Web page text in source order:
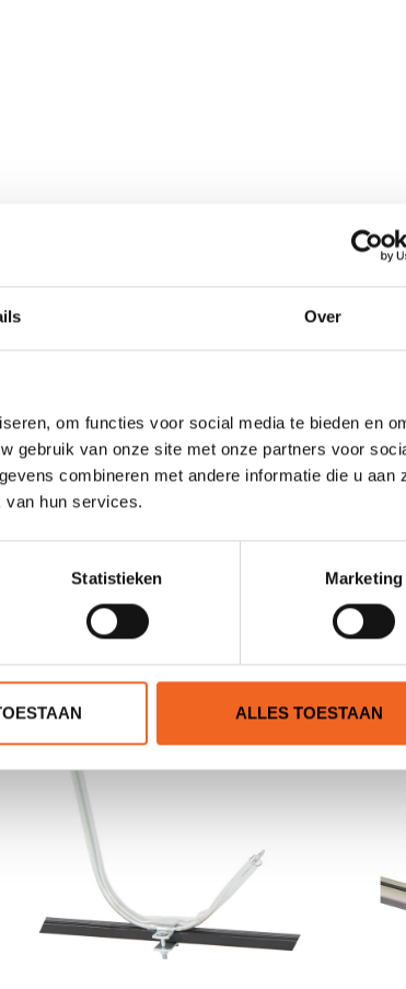
Over
om functies voor social media te bieden en
gebruik van onze site met onze partners voor
combineren met andere informatie die u aan
van hun services.
Statistieken Marketing
ALLES TOESTAAN
beschermende band, zodat de kajak of kano niet
0 beoordelingen
PRODUCTEN